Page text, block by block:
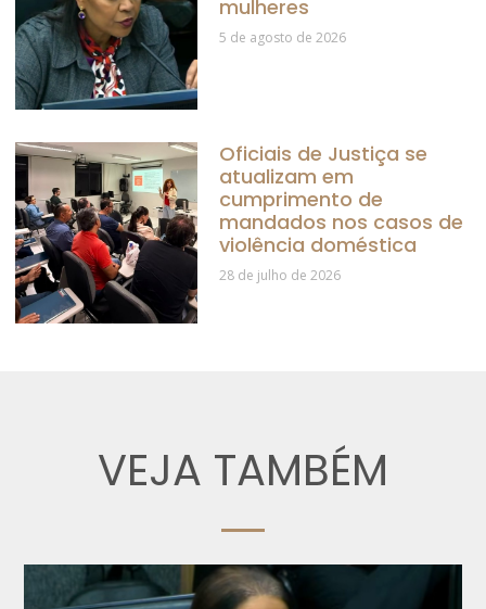
mulheres
5 de agosto de 2026
Oficiais de Justiça se
atualizam em
cumprimento de
mandados nos casos de
violência doméstica
28 de julho de 2026
VEJA TAMBÉM